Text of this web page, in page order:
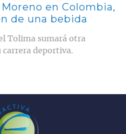
en Colombia,
de una bebida
Tolima sumará otra
carrera deportiva.